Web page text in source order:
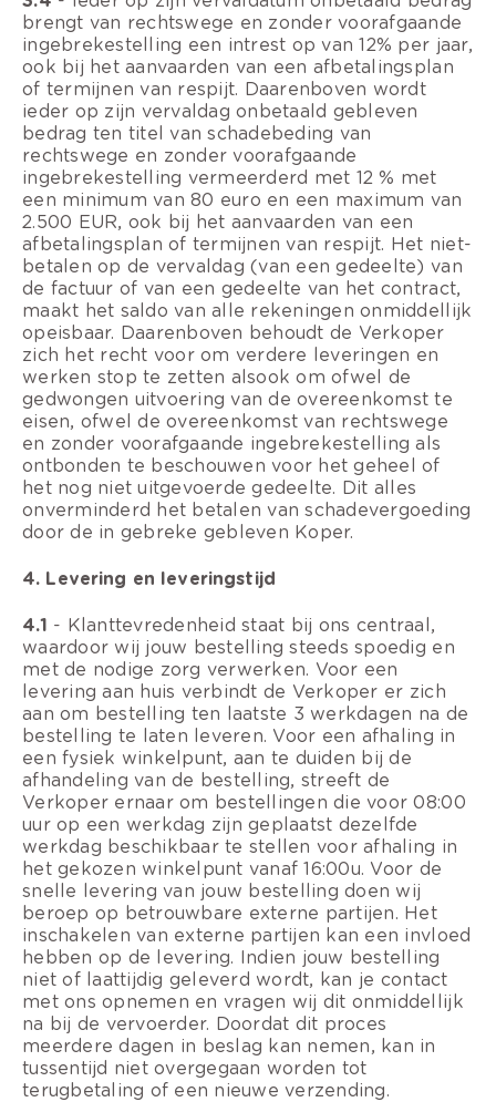
brengt van rechtswege en zonder voorafgaande
ingebrekestelling een intrest op van 12% per jaar,
ook bij het aanvaarden van een afbetalingsplan
of termijnen van respijt. Daarenboven wordt
ieder op zijn vervaldag onbetaald gebleven
bedrag ten titel van schadebeding van
rechtswege en zonder voorafgaande
ingebrekestelling vermeerderd met 12 % met
een minimum van 80 euro en een maximum van
2.500 EUR, ook bij het aanvaarden van een
afbetalingsplan of termijnen van respijt. Het niet-
betalen op de vervaldag (van een gedeelte) van
de factuur of van een gedeelte van het contract,
maakt het saldo van alle rekeningen onmiddellijk
opeisbaar. Daarenboven behoudt de Verkoper
zich het recht voor om verdere leveringen en
werken stop te zetten alsook om ofwel de
gedwongen uitvoering van de overeenkomst te
eisen, ofwel de overeenkomst van rechtswege
en zonder voorafgaande ingebrekestelling als
ontbonden te beschouwen voor het geheel of
het nog niet uitgevoerde gedeelte. Dit alles
onverminderd het betalen van schadevergoeding
door de in gebreke gebleven Koper.
4. Levering en leveringstijd
4.1 - Klanttevredenheid staat bij ons centraal,
waardoor wij jouw bestelling steeds spoedig en
met de nodige zorg verwerken. Voor een
levering aan huis verbindt de Verkoper er zich
aan om bestelling ten laatste 3 werkdagen na de
bestelling te laten leveren. Voor een afhaling in
een fysiek winkelpunt, aan te duiden bij de
afhandeling van de bestelling, streeft de
Verkoper ernaar om bestellingen die voor 08:00
uur op een werkdag zijn geplaatst dezelfde
werkdag beschikbaar te stellen voor afhaling in
het gekozen winkelpunt vanaf 16:00u. Voor de
snelle levering van jouw bestelling doen wij
beroep op betrouwbare externe partijen. Het
inschakelen van externe partijen kan een invloed
hebben op de levering. Indien jouw bestelling
niet of laattijdig geleverd wordt, kan je contact
met ons opnemen en vragen wij dit onmiddellijk
na bij de vervoerder. Doordat dit proces
meerdere dagen in beslag kan nemen, kan in
tussentijd niet overgegaan worden tot
terugbetaling of een nieuwe verzending.